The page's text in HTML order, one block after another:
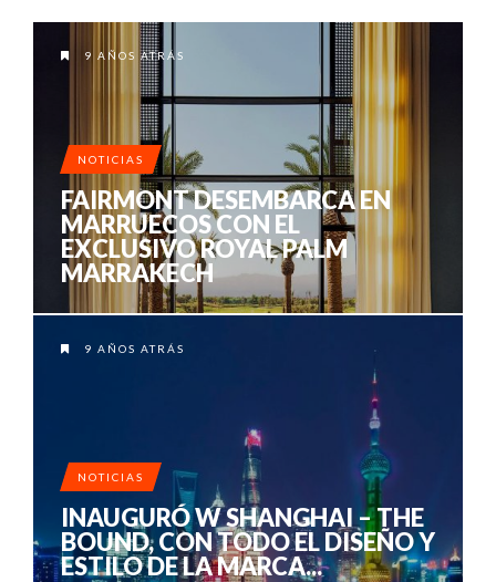
9 AÑOS ATRÁS
NOTICIAS
FAIRMONT DESEMBARCA EN
MARRUECOS CON EL
EXCLUSIVO ROYAL PALM
MARRAKECH
9 AÑOS ATRÁS
NOTICIAS
INAUGURÓ W SHANGHAI – THE
BOUND, CON TODO EL DISEÑO Y
ESTILO DE LA MARCA...